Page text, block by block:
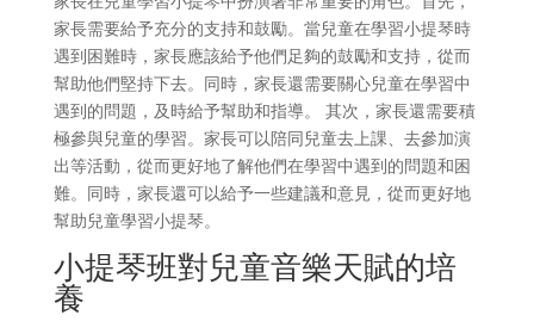
家長需要給予充分的支持和鼓勵。當兒童在學習小提琴時
遇到困難時，家長應該給予他們足夠的鼓勵和支持，從而
幫助他們堅持下去。同時，家長還需要關心兒童在學習中
遇到的問題，及時給予幫助和指導。 其次，家長還需要積
極參與兒童的學習。家長可以陪同兒童去上課、去參加演
出等活動，從而更好地了解他們在學習中遇到的問題和困
難。同時，家長還可以給予一些建議和意見，從而更好地
幫助兒童學習小提琴。
小提琴班對兒童音樂天賦的培
養